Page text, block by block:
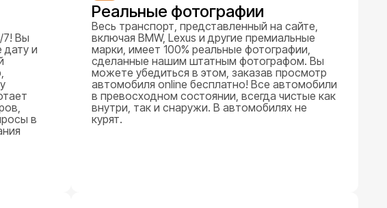
7! Вы
дату и
в
Реальные фотографии
Весь транспорт, представленный на сайте,
включая BMW, Lexus и другие премиальные
марки, имеет 100% реальные фотографии,
сделанные нашим штатным фотографом. Вы
можете убедиться в этом, заказав просмотр
автомобиля online бесплатно! Все автомобили
в превосходном состоянии, всегда чистые как
внутри, так и снаружи. В автомобилях не
курят.